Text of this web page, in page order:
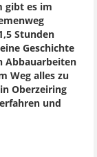
gibt es im
Stunden
Geschichte
Abbauarbeiten
Weg alles zu
Oberzeiring
und